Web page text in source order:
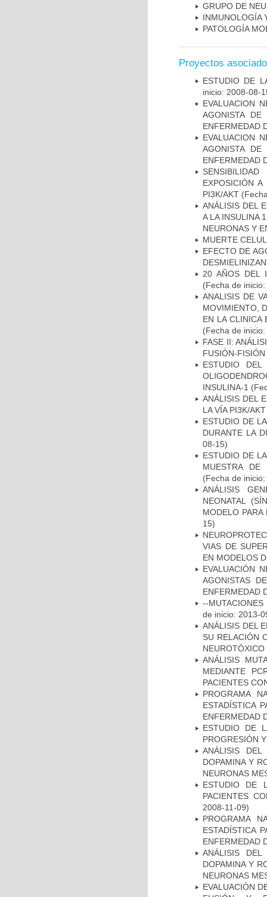
GRUPO DE
INMUNOLOGÍA
PATOLOGÍA
Proyectos
ESTUDIO DE
inicio: 2008-08-
EVALUACION
AGONISTA
ENFERMEDAD
EVALUACION
AGONISTA
ENFERMEDAD
EXPOSICIÓN
PI3K/AKT
ANÁLISIS DEL
A LA INSULINA
NEURONAS Y
MUERTE
EFECTO DE
20 AÑOS DEL
(Fecha de
ANALISIS DE
MOVIMIENTO,
EN LA CLINICA
(Fecha de
FASE II:
FUSIÓN-
ESTUDIO
INSULINA-1
ANÁLISIS DEL
LA VÍA PI3K/
ESTUDIO DE
DURANTE LA
08-15)
ESTUDIO DE
MUESTRA DE
(Fecha de
ANÁLISIS
NEONATAL
MODELO
15)
VIAS DE
EN MODELOS
EVALUACIÓN
AGONISTAS
ENFERMEDAD
--
de inicio: 2013-
ANÁLISIS DEL
SU RELACIÓN
NEUROTÓXICO
ANÁLISIS
MEDIANTE
PACIENTES
PROGRAMA
ESTADÍSTICA
ENFERMEDAD
ESTUDIO DE
PROGRESIÓN
ANÁLISIS
DOPAMINA Y
NEURONAS
ESTUDIO DE
PACIENTES
2008-11-09)
PROGRAMA
ESTADÍSTICA
ENFERMEDAD
ANÁLISIS
DOPAMINA Y
NEURONAS
EVALUACIÓN